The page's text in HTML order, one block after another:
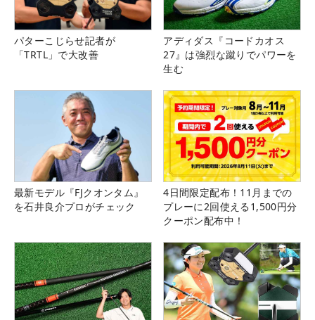
パターこじらせ記者が
「TRTL」で大改善
アディダス『コードカオス
27』は強烈な蹴りでパワーを
生む
最新モデル『FJクオンタム』
を石井良介プロがチェック
4日間限定配布！11月までの
プレーに2回使える1,500円分
クーポン配布中！